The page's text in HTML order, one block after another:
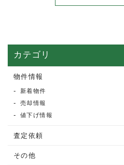
カテゴリ
物件情報
新着物件
売却情報
値下げ情報
査定依頼
その他